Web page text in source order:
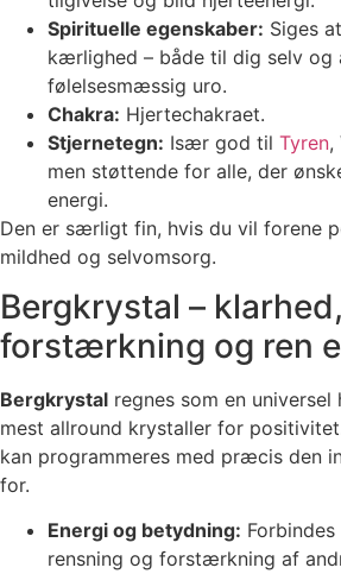
Spirituelle egenskaber: Siges
kærlighed – både til dig selv og
følelsesmæssig uro.
Chakra: Hjertechakraet.
Stjernetegn: Især god til Tyren,
men støttende for alle, der
energi.
Den er særligt fin, hvis du vil forene
mildhed og selvomsorg.
Bergkrystal – klarhed,
forstærkning og ren
Bergkrystal regnes som en
mest allround krystaller for
kan programmeres med præcis den
for.
Energi og betydning:
rensning og forstærkning af